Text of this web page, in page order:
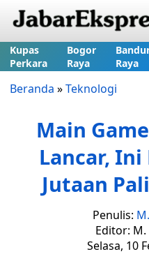
Kupas
Perkara
Bogor
Raya
Raya
Beranda »Teknologi
Main
Lancar, Ini
Jutaan
Penulis:
Editor:
Selasa, 10